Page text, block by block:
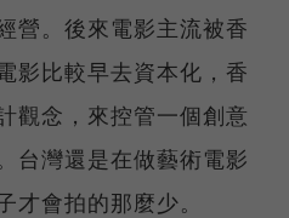
營。後來電影主流被香
影比較早去資本化，香
觀念，來控管一個創意
台灣還是在做藝術電影
才會拍的那麼少。